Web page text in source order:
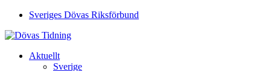
Sveriges Dövas Riksförbund
Aktuellt
Sverige